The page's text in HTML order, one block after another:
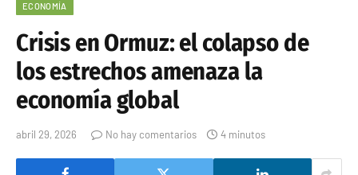
ECONOMÍA
Crisis en Ormuz: el colapso de
los estrechos amenaza la
economía global
abril 29, 2026 No hay comentarios 4 minutos